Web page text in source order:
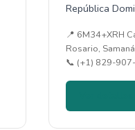
República
📍 6M34+XRH
Rosario,
📞 (+1) 829-